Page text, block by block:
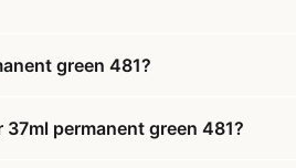
green 481?
permanent green 481?